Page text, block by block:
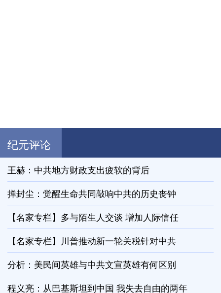
纪元评论
王赫：中共地方财政支出疲软的背后
掸封尘：觉醒生命共同敲响中共的历史丧钟
【名家专栏】多与陌生人交谈 增加人际信任
【名家专栏】川普推动新一轮关税针对中共
分析：美民间英雄与中共文宣英雄有何区别
程义亮：从巴基斯坦到中国 我失去自由的两年